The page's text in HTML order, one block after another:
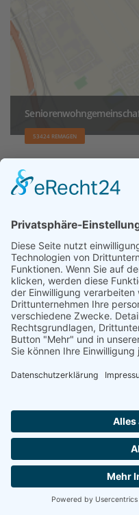
53424 REMAGEN
Johanneshaus
Sie suchen einen
Wir sind auch
Montag-